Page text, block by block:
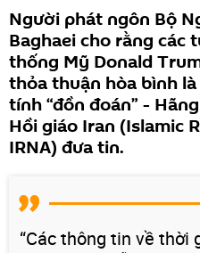
Người phát ngôn Bộ
Baghaei cho rằng các
thống Mỹ Donald
thỏa thuận hòa bình
tính “đồn đoán” -
Hồi giáo Iran (Islamic
IRNA) đưa tin.
“Các thông tin về thời